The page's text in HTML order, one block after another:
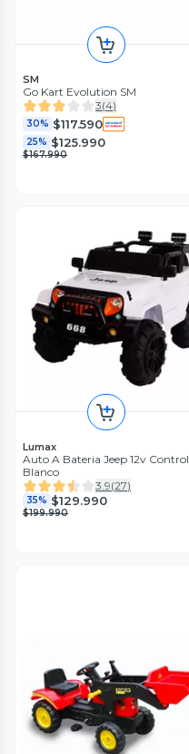
SM
Go Kart Evolution SM
3(4)
30% $117.590
25% $125.990
$167.990
Lumax
Auto A Bateria Jeep 12v Control
Blanco
3.9(27)
35% $129.990
$199.990